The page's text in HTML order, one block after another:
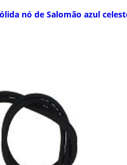
nó de Salomão azul